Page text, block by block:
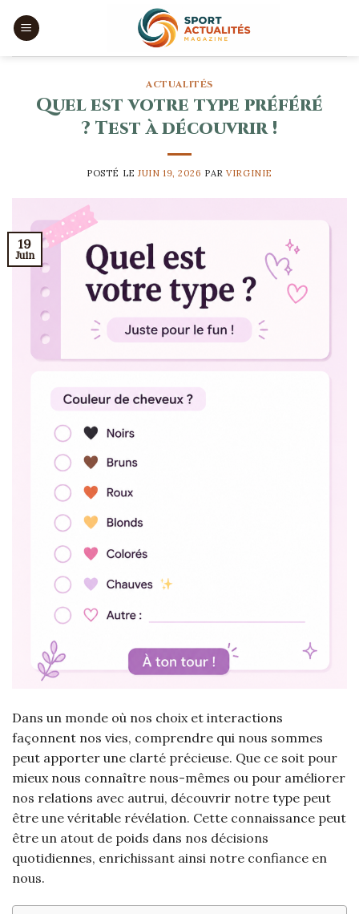
ACTUALITÉS
Quel est votre type préféré
? Test à découvrir !
POSTÉ LEJUIN 19, 2026 PARVIRGINIE
19
Juin
Dans un monde où nos choix et interactions
façonnent nos vies, comprendre qui nous sommes
peut apporter une clarté précieuse. Que ce soit pour
mieux nous connaître nous-mêmes ou pour améliorer
nos relations avec autrui, découvrir notre type peut
être une véritable révélation. Cette connaissance peut
être un atout de poids dans nos décisions
quotidiennes, enrichissant ainsi notre confiance en
nous.